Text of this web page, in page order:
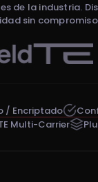
de la industria.
sin
/ Encriptado
Multi-Carrier